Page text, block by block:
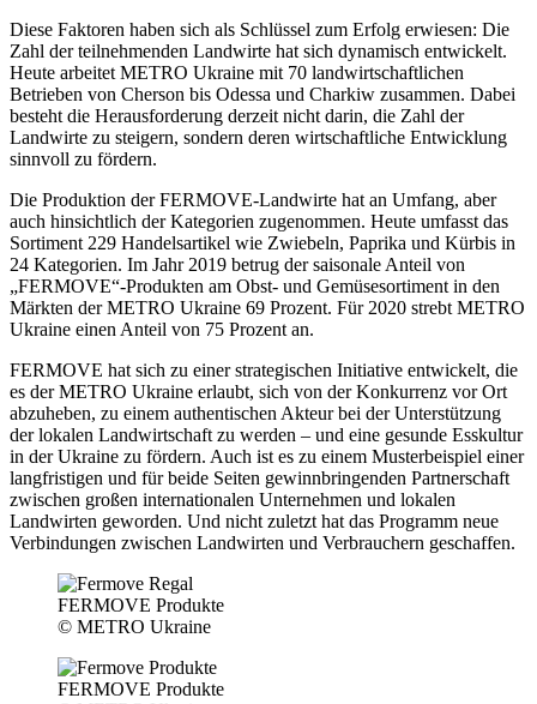
Diese Faktoren haben sich als Schlüssel zum Erfolg erwiesen: Die
Zahl der teilnehmenden Landwirte hat sich dynamisch entwickelt.
Heute arbeitet METRO Ukraine mit 70 landwirtschaftlichen
Betrieben von Cherson bis Odessa und Charkiw zusammen. Dabei
besteht die Herausforderung derzeit nicht darin, die Zahl der
Landwirte zu steigern, sondern deren wirtschaftliche Entwicklung
sinnvoll zu fördern.
Die Produktion der FERMOVE-Landwirte hat an Umfang, aber
auch hinsichtlich der Kategorien zugenommen. Heute umfasst das
Sortiment 229 Handelsartikel wie Zwiebeln, Paprika und Kürbis in
24 Kategorien. Im Jahr 2019 betrug der saisonale Anteil von
„FERMOVE“-Produkten am Obst- und Gemüsesortiment in den
Märkten der METRO Ukraine 69 Prozent. Für 2020 strebt METRO
Ukraine einen Anteil von 75 Prozent an.
FERMOVE hat sich zu einer strategischen Initiative entwickelt, die
es der METRO Ukraine erlaubt, sich von der Konkurrenz vor Ort
abzuheben, zu einem authentischen Akteur bei der Unterstützung
der lokalen Landwirtschaft zu werden – und eine gesunde Esskultur
in der Ukraine zu fördern. Auch ist es zu einem Musterbeispiel einer
langfristigen und für beide Seiten gewinnbringenden Partnerschaft
zwischen großen internationalen Unternehmen und lokalen
Landwirten geworden. Und nicht zuletzt hat das Programm neue
Verbindungen zwischen Landwirten und Verbrauchern geschaffen.
FERMOVE Produkte
© METRO Ukraine
FERMOVE Produkte